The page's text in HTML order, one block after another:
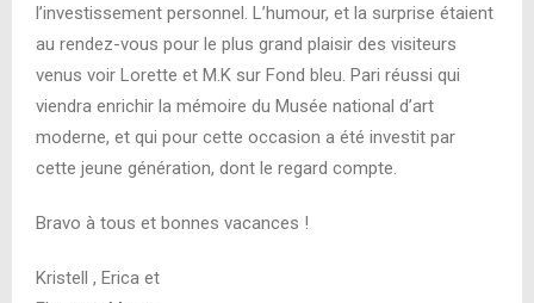
l’investissement personnel. L’humour, et la surprise étaient
au rendez-vous pour le plus grand plaisir des visiteurs
venus voir Lorette et M.K sur Fond bleu. Pari réussi qui
viendra enrichir la mémoire du Musée national d’art
moderne, et qui pour cette occasion a été investit par
cette jeune génération, dont le regard compte.
Bravo à tous et bonnes vacances !
Kristell , Erica et